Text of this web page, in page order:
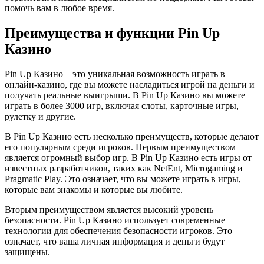
помочь вам в любое время.
Преимущества и функции Pin Up
Казино
Pin Up Казино – это уникальная возможность играть в
онлайн-казино, где вы можете насладиться игрой на деньги и
получать реальные выигрыши. В Pin Up Казино вы можете
играть в более 3000 игр, включая слоты, карточные игры,
рулетку и другие.
В Pin Up Казино есть несколько преимуществ, которые делают
его популярным среди игроков. Первым преимуществом
является огромный выбор игр. В Pin Up Казино есть игры от
известных разработчиков, таких как NetEnt, Microgaming и
Pragmatic Play. Это означает, что вы можете играть в игры,
которые вам знакомы и которые вы любите.
Вторым преимуществом является высокий уровень
безопасности. Pin Up Казино использует современные
технологии для обеспечения безопасности игроков. Это
означает, что ваша личная информация и деньги будут
защищены.